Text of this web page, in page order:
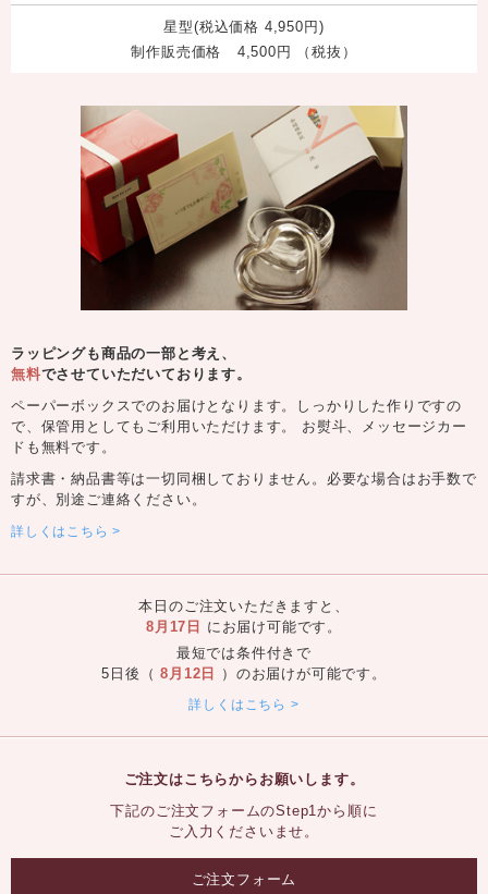
星型(税込価格 4,950円)
制作販売価格
4,500円 （税抜）
ラッピングも商品の一部と考え、
無料でさせていただいております。
ペーパーボックスでのお届けとなります。しっかりした作りですの
で、保管用としてもご利用いただけます。 お熨斗、メッセージカー
ドも無料です。
請求書・納品書等は一切同梱しておりません。必要な場合はお手数で
すが、別途ご連絡ください。
詳しくはこちら
本日のご注文いただきますと、
8月17日
にお届け可能です。
最短では条件付きで
5日後（8月12日 ）のお届けが可能です。
詳しくはこちら
ご注文はこちらからお願いします。
下記のご注文フォームのStep1から順に
ご入力くださいませ。
ご注文フォーム